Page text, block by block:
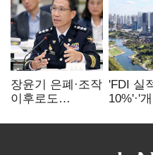
장윤기 은폐·조작
이후로도
내부비위…경찰
'FDI 실
10%'·'
인천경